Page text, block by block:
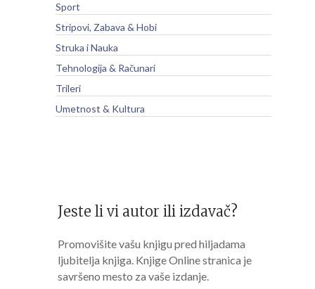
Sport
Stripovi, Zabava & Hobi
Struka i Nauka
Tehnologija & Računari
Trileri
Umetnost & Kultura
Jeste li vi autor ili izdavač?
Promovišite vašu knjigu pred hiljadama
ljubitelja knjiga. Knjige Online stranica je
savršeno mesto za vaše izdanje.